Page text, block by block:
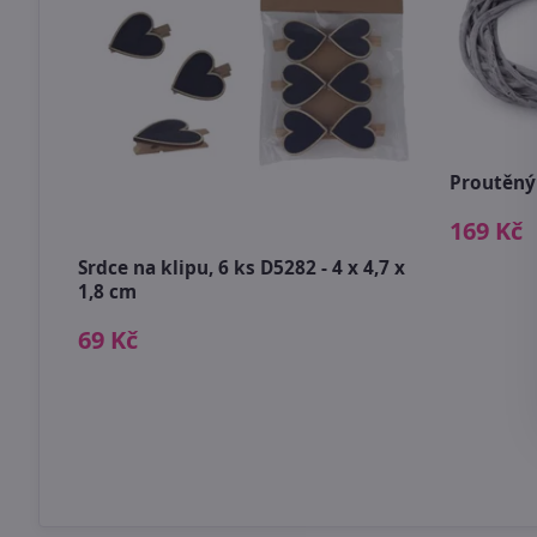
Srdce na klipu, 6 ks D5282 - 4 x 4,7 x
1,8 cm
69 Kč
169 Kč